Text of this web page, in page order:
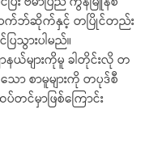
တီဝက်ဘ်ဆိုက်နှင့် တပြိုင်တည်း
သွားပါမည်။
နယ်များကိုမူ ခါတိုင်းလို တ
ာ စာမူများကို တပုဒ်စီ
တင်မှာဖြစ်ကြောင်း